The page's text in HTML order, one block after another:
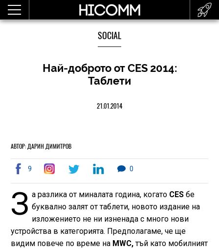
SOCIAL
Най-доброто от CES 2014:
Таблети
21.01.2014
АВТОР: ДАРИН ДИМИТРОВ
9 0
З а разлика от миналата година, когато CES бе
буквално залят от таблети, новото издание на
изложението не ни изненада с много нови
устройства в категорията. Предполагаме, че ще
видим повече по време на MWC,тъй като мобилният